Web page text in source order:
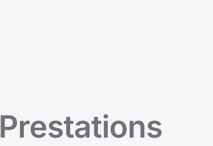
Prestations